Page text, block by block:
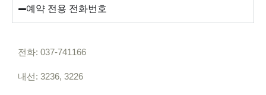
예약 전용 전화번호
전화: 037-741166
내선: 3236, 3226